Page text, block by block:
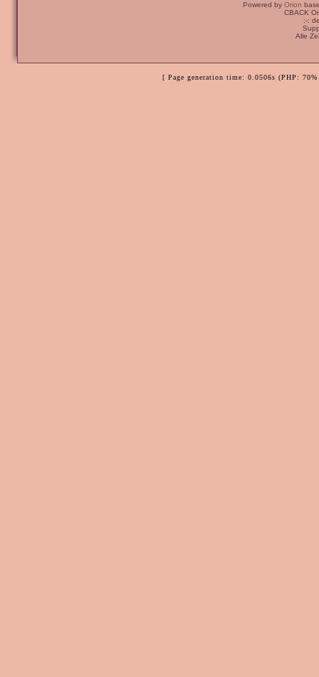
Powered by Orion
CBACK
:-:
Alle
[ Page generation time: 0.0506s (PHP: